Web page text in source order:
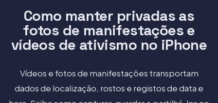
Como manter privadas as
fotos de manifestações e
vídeos de ativismo no iPhone
Vídeos e fotos de manifestações transportam
dados de localização, rostos e registos de data e